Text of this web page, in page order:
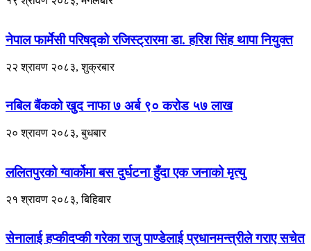
नेपाल फार्मेसी परिषद्को रजिस्ट्रारमा डा. हरिश सिंह थापा नियुक्त
२२ श्रावण २०८३, शुक्रबार
नबिल बैंकको खुद नाफा ७ अर्ब ९० करोड ५७ लाख
२० श्रावण २०८३, बुधबार
ललितपुरको ग्वार्कोमा बस दुर्घटना हुँदा एक जनाको मृत्यु
२१ श्रावण २०८३, बिहिबार
सेनालाई हप्कीदप्की गरेका राजु पाण्डेलाई प्रधानमन्त्रीले गराए सचेत